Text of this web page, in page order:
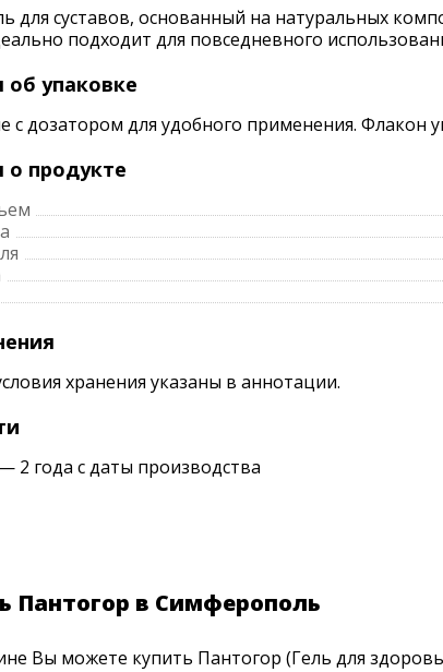
для суставов, основанный на натуральных
подходит для повседневного
упаковке
с дозатором для удобного применения.
продукте
хранения указаны в аннотации.
2 года с даты производства
Пантогор в Симферополь
Вы можете купить Пантогор (Гель для